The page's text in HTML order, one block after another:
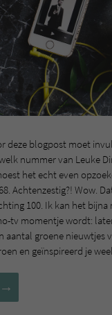
deze blogpost moet
nummer van Leuke
het echt even
Achtenzestig?! Wow.
100. Ik kan het
tv momentje wordt:
aantal groene nieuwtjes
en geïnspireerd je
LEUKE
→